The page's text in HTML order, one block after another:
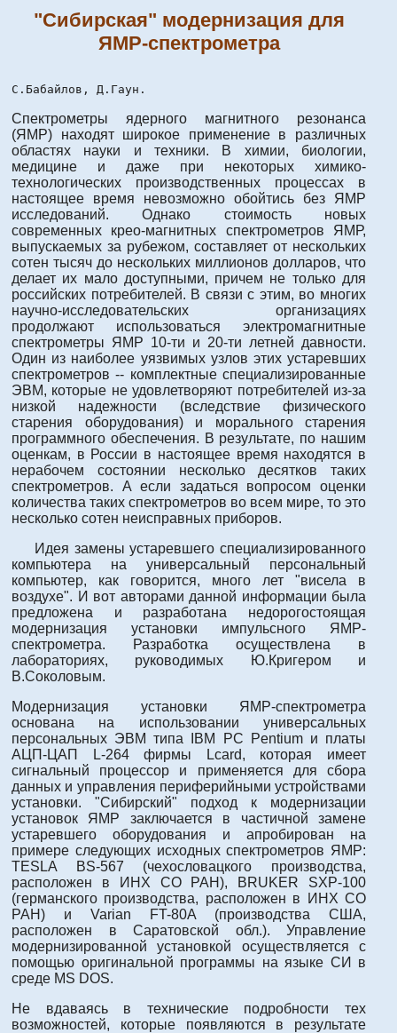
"Сибирская" модернизация для
ЯМР-спектрометра
С.Бабайлов, Д.Гаун.
Спектрометры ядерного магнитного резонанса
(ЯМР) находят широкое применение в различных
областях науки и техники. В химии, биологии,
медицине и даже при некоторых химико-
технологических производственных процессах в
настоящее время невозможно обойтись без ЯМР
исследований. Однако стоимость новых
современных крео-магнитных спектрометров ЯМР,
выпускаемых за рубежом, составляет от нескольких
сотен тысяч до нескольких миллионов долларов, что
делает их мало доступными, причем не только для
российских потребителей. В связи с этим, во многих
научно-исследовательских организациях
продолжают использоваться электромагнитные
спектрометры ЯМР 10-ти и 20-ти летней давности.
Один из наиболее уязвимых узлов этих устаревших
спектрометров -- комплектные специализированные
ЭВМ, которые не удовлетворяют потребителей из-за
низкой надежности (вследствие физического
старения оборудования) и морального старения
программного обеспечения. В результате, по нашим
оценкам, в России в настоящее время находятся в
нерабочем состоянии несколько десятков таких
спектрометров. А если задаться вопросом оценки
количества таких спектрометров во всем мире, то это
несколько сотен неисправных приборов.
Идея замены устаревшего специализированного
компьютера на универсальный персональный
компьютер, как говорится, много лет "висела в
воздухе". И вот авторами данной информации была
предложена и разработана недорогостоящая
модернизация установки импульсного ЯМР-
спектрометра. Разработка осуществлена в
лабораториях, руководимых Ю.Кригером и
В.Соколовым.
Модернизация установки ЯМР-спектрометра
основана на использовании универсальных
персональных ЭВМ типа IBM PC Pentium и платы
АЦП-ЦАП L-264 фирмы Lcard, которая имеет
сигнальный процессор и применяется для сбора
данных и управления периферийными устройствами
установки. "Сибирский" подход к модернизации
установок ЯМР заключается в частичной замене
устаревшего оборудования и апробирован на
примере следующих исходных спектрометров ЯМР:
TESLA BS-567 (чехословацкого производства,
расположен в ИНХ СО РАН), BRUKER SXP-100
(германского производства, расположен в ИНХ СО
РАН) и Varian FT-80A (производства США,
расположен в Саратовской обл.). Управление
модернизированной установкой осуществляется с
помощью оригинальной программы на языке СИ в
среде MS DOS.
Не вдаваясь в технические подробности тех
возможностей, которые появляются в результате